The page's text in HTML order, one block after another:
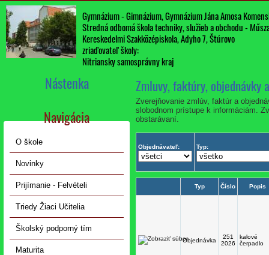
Gymnázium - Gimnázium, Gymnázium Jána Amosa
Stredná odbomá škola techniky, služieb a obchodu -
Kereskedelmi Szakközépiskola, Adyho 7, Štúrovo
zriaďovateľ školy:
Nitriansky samosprávny kraj
Nástenka
Navigácia
O škole
Novinky
Prijímanie - Felvételi
Triedy Žiaci Učitelia
Školský podporný tím
Maturita
Zmluvy, faktúry, objednávky
Zverejňovanie zmlúv, faktúr a
slobodnom prístupe k informáciám.
obstarávaní.
Objednávateľ: Typ:
Typ Číslo Popis
Objednávka
251
2026
kalové
čerpadlo